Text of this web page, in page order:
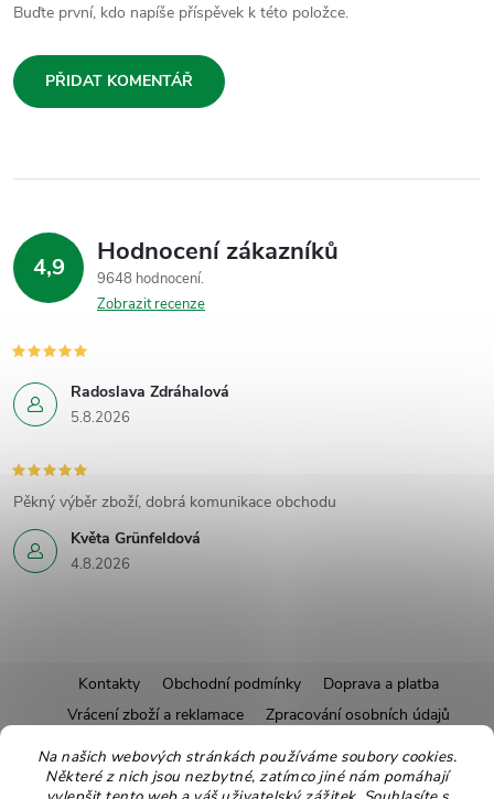
Na našich webových stránkách používáme soubory cookies.
Některé z nich jsou nezbytné, zatímco jiné nám pomáhají
Buďte první, kdo napíše příspěvek k této položce.
PŘIDAT KOMENTÁŘ
4,9 Hodnocení zákazníků
9648 hodnocení
Zobrazit recenze
Radoslava Zdráhalová
5.8.2026
Květa Grünfeldová
4.8.2026
Pěkný výběr zboží, dobrá komunikace obchodu
á
Kontakty Obchodní podmínky
Doprava a platba
Vrácení zboží a reklamace
Zpracování osobních údajů
Pravidla soutěží
Affiliate program
Pro nové dodavatele
Ekologické balení Moje objednávka